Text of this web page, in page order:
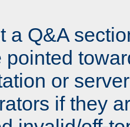
a Q&A
pointed
or
if they